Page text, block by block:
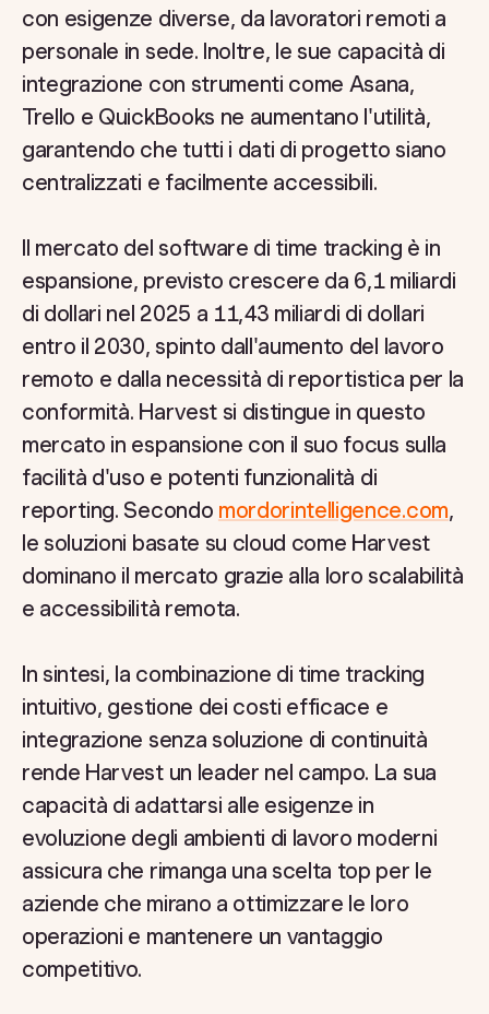
con esigenze diverse, da lavoratori remoti a
personale in sede. Inoltre, le sue capacità di
integrazione con strumenti come Asana,
Trello e QuickBooks ne aumentano l'utilità,
garantendo che tutti i dati di progetto siano
centralizzati e facilmente accessibili.
Il mercato del software di time tracking è in
espansione, previsto crescere da 6,1 miliardi
di dollari nel 2025 a 11,43 miliardi di dollari
entro il 2030, spinto dall'aumento del lavoro
remoto e dalla necessità di reportistica per la
conformità. Harvest si distingue in questo
mercato in espansione con il suo focus sulla
facilità d'uso e potenti funzionalità di
reporting. Secondo mordorintelligence.com,
le soluzioni basate su cloud come Harvest
dominano il mercato grazie alla loro scalabilità
e accessibilità remota.
In sintesi, la combinazione di time tracking
intuitivo, gestione dei costi efficace e
integrazione senza soluzione di continuità
rende Harvest un leader nel campo. La sua
capacità di adattarsi alle esigenze in
evoluzione degli ambienti di lavoro moderni
assicura che rimanga una scelta top per le
aziende che mirano a ottimizzare le loro
operazioni e mantenere un vantaggio
competitivo.